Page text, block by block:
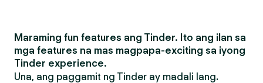
Maraming fun features ang Tinder. Ito ang ilan sa
mga features na mas magpapa-exciting sa iyong
Tinder experience.
Una, ang paggamit ng Tinder ay madali lang.